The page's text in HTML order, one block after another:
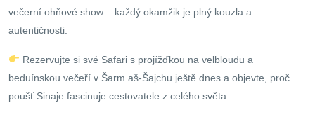
večerní ohňové show – každý okamžik je plný kouzla a
autentičnosti.
Rezervujte si své Safari s projížďkou na velbloudu a
beduínskou večeří v Šarm aš-Šajchu ještě dnes a objevte, proč
poušť Sinaje fascinuje cestovatele z celého světa.